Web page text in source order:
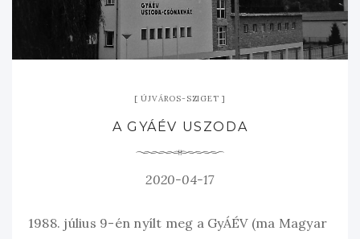
ÚJVÁROS-SZIGET
A GYÁÉV USZODA
2020-04-17
1988. július 9-én nyílt meg a GyÁÉV (ma Magyar